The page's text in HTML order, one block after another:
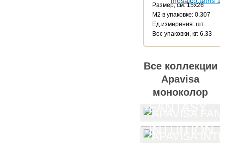
Размер, см: 15x26
М2 в упаковке: 0.307
Ед.измерения: шт.
Веc упаковки, кг: 6.33
Все коллекции
Apavisa
моноколор
FANTASY
INTUITION